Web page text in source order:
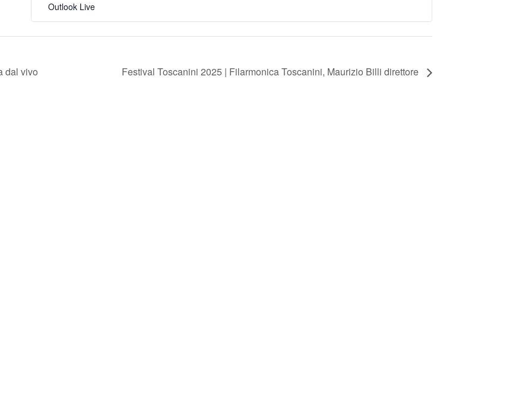
Outlook Live
dal vivo Festival Toscanini 2025 | Filarmonica Toscanini, Maurizio Billi direttore